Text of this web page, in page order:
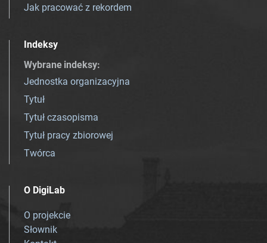
Jak pracować z rekordem
Indeksy
Wybrane indeksy:
Jednostka organizacyjna
Tytuł
Tytuł czasopisma
Tytuł pracy zbiorowej
Twórca
O DigiLab
O projekcie
Słownik